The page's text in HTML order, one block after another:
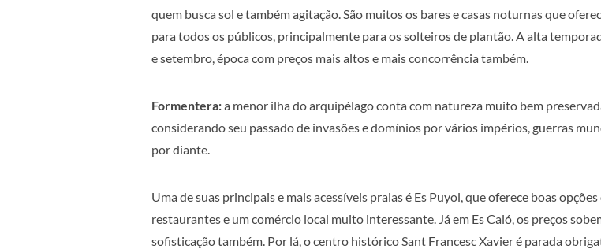
quem busca sol e também agitação. São muitos os bares e casas noturnas que
para todos os públicos, principalmente para os solteiros de plantão. A alta
e setembro, época com preços mais altos e mais concorrência também.
Formentera:a menor ilha do arquipélago conta com natureza muito bem
considerando seu passado de invasões e domínios por vários impérios, guerras
por diante.
Uma de suas principais e mais acessíveis praias é Es Puyol, que oferece boas
restaurantes e um comércio local muito interessante. Já em Es Caló, os preços
sofisticação também. Por lá, o centro histórico Sant Francesc Xavier é parada